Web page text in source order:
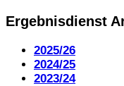
Ergebnisdienst
2025/26
2024/25
2023/24